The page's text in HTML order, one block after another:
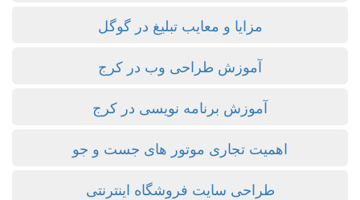
مزایا و معایب تبلیغ در گوگل
آموزش طراحی وب در کرج
آموزش برنامه نویسی در کرج
اهمیت تجاری موتور های جست و جو
طراحی سایت فروشگاه اینترنتی